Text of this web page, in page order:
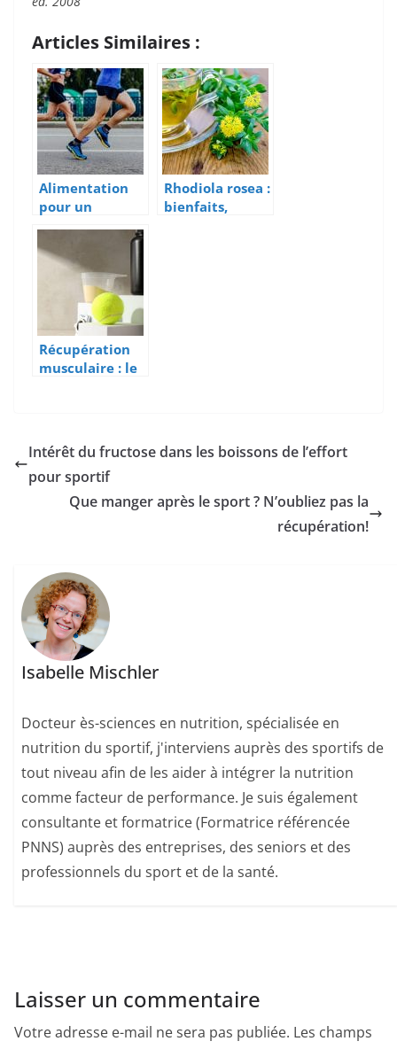
Articles Similaires :
Alimentation
pour un
marathon :
menus et
conseils!
Rhodiola rosea :
bienfaits,
Récupération
musculaire : le
plus vite
Intérêt du fructose dans les boissons de l’effort
pour sportif
Que manger après le sport ? N’oubliez pas la
récupération!
Isabelle Mischler
Docteur ès-sciences en nutrition, spécialisée en
nutrition du sportif, j'interviens auprès des sportifs de
tout niveau afin de les aider à intégrer la nutrition
comme facteur de performance. Je suis également
consultante et formatrice (Formatrice référencée
PNNS) auprès des entreprises, des seniors et des
professionnels du sport et de la santé.
Laisser un commentaire
Votre adresse e-mail ne sera pas publiée. Les champs